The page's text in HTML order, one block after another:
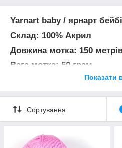
Yarnart baby / ярнарт бейбі
Склад: 100% Акрил
Довжина мотка: 150
Вага мотка: 50 грам
В упаковці 5 мотків / 250
Спиці: № 3,5 мм
Гачок: № 3,5 мм
Виробництво Туреччина
Показати
Сортування